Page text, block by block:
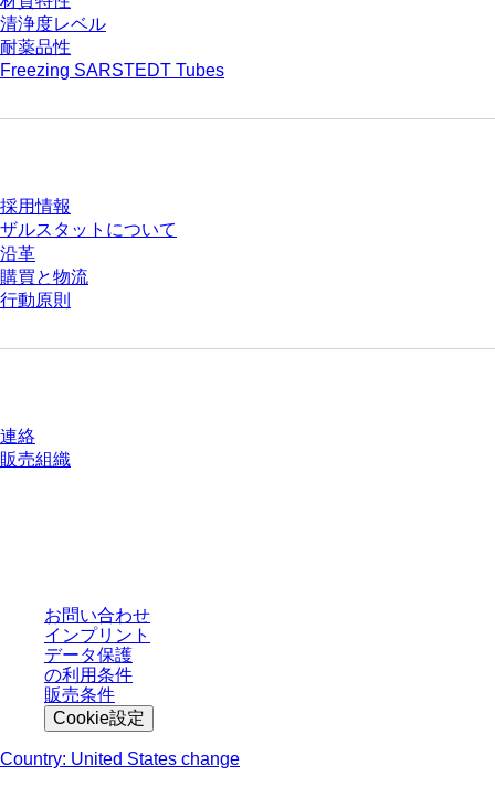
清浄度レベル
耐薬品性
Freezing SARSTEDT Tubes
採用情報
ザルスタットについて
沿革
購買と物流
行動原則
連絡
販売組織
お問い合わせ
インプリント
データ保護
の利用条件
販売条件
Cookie設定
Country: United States change